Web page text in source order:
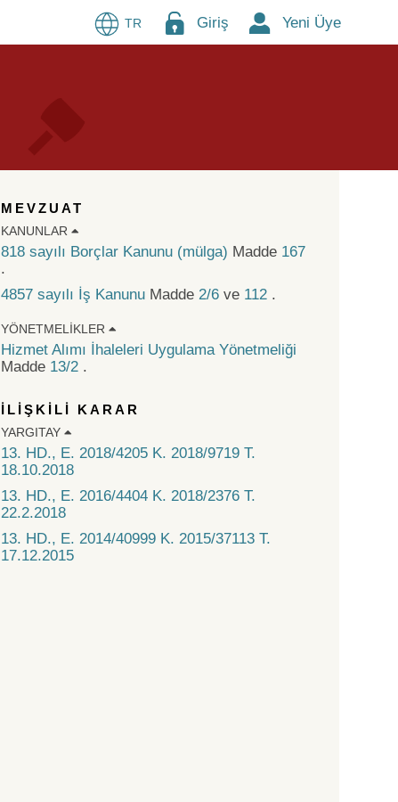
TR Giriş Yeni Üye
MEVZUAT
KANUNLAR
818 sayılı Borçlar Kanunu (mülga) Madde 167
.
4857 sayılı İş Kanunu Madde 2/6 ve 112 .
YÖNETMELIKLER
Hizmet Alımı İhaleleri Uygulama Yönetmeliği
Madde 13/2 .
İLİŞKİLİ KARAR
YARGITAY
13. HD., E. 2018/4205 K. 2018/9719 T.
18.10.2018
13. HD., E. 2016/4404 K. 2018/2376 T.
22.2.2018
13. HD., E. 2014/40999 K. 2015/37113 T.
17.12.2015